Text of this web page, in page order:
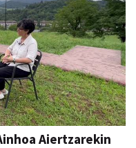
Aiertzarekin